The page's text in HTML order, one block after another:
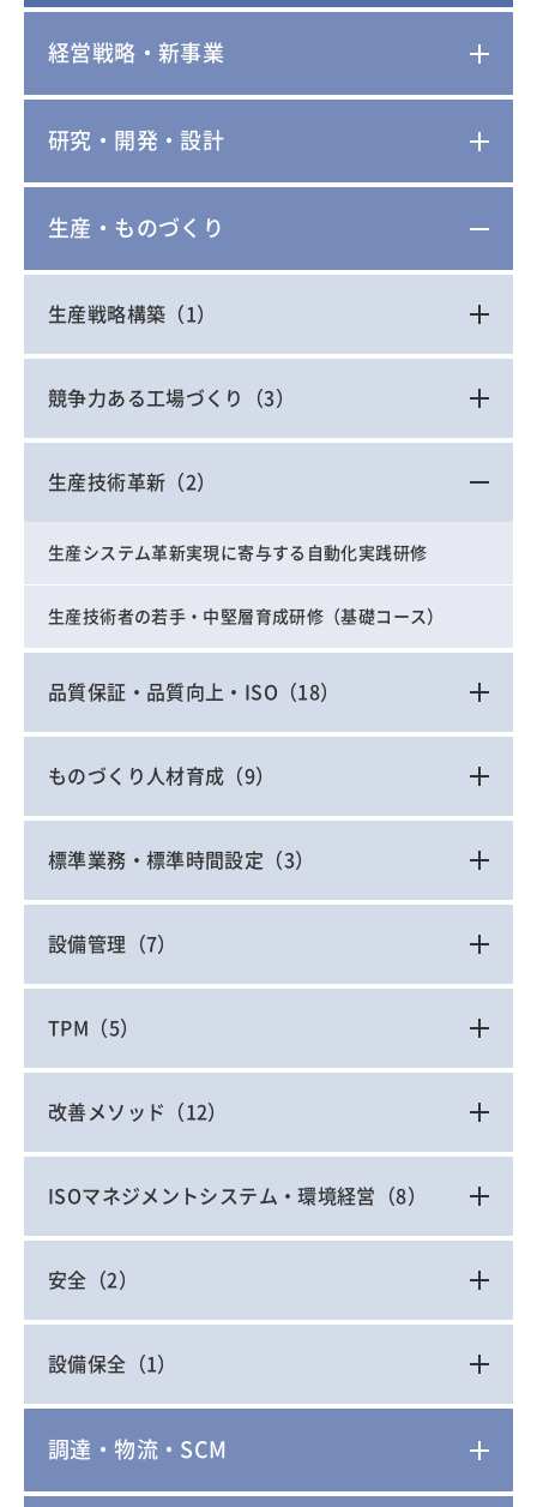
経営戦略・新事業
研究・開発・設計
生産・ものづくり
生産戦略構築 （1）
競争力ある工場づくり （3）
生産技術革新 （2）
生産システム革新実現に寄与する自動化実践研修
生産技術者の若手・中堅層育成研修（基礎コース）
品質保証・品質向上・ISO （18）
ものづくり人材育成 （9）
標準業務・標準時間設定 （3）
設備管理 （7）
TPM （5）
改善メソッド （12）
ISOマネジメントシステム・環境経営 （8）
安全 （2）
設備保全 （1）
調達・物流・SCM